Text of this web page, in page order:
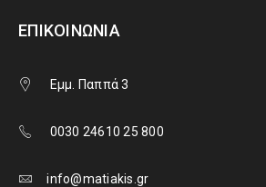
ΕΠΙΚΟΙΝΩΝΊΑ
Εμμ. Παππά 3
0030 24610 25 800
info@matiakis.gr